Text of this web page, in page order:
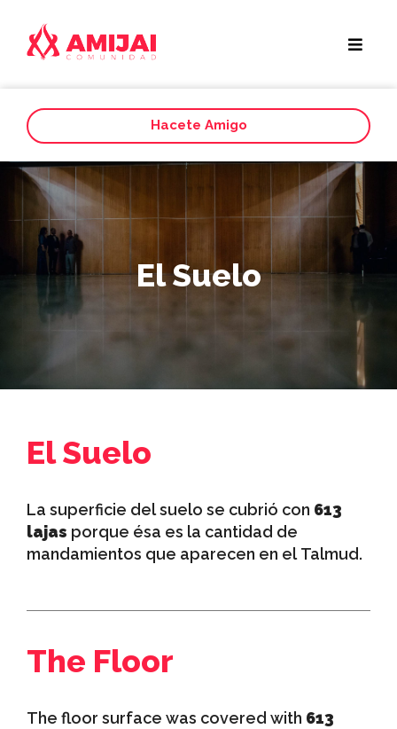
Hacete Amigo
El Suelo
El Suelo
La superficie del suelo se cubrió con 613
lajas porque ésa es la cantidad de
mandamientos que aparecen en el Talmud.
The Floor
The floor surface was covered with 613